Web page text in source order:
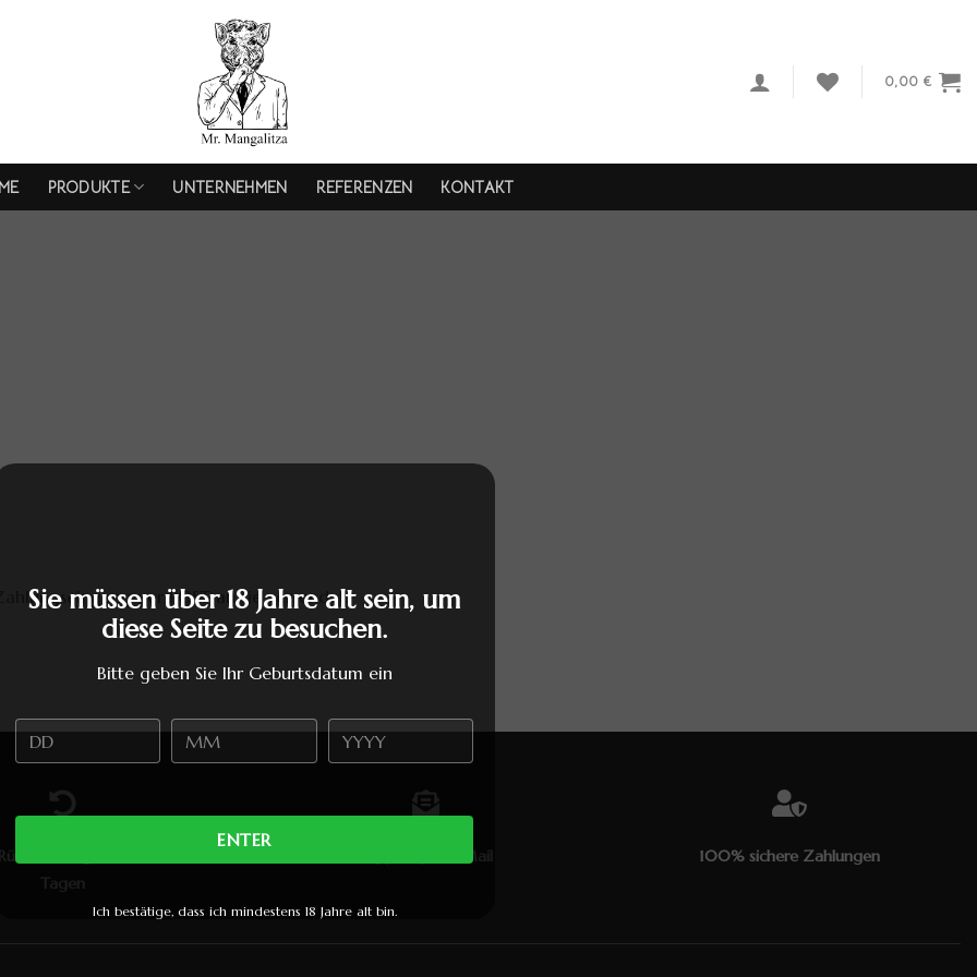
0,00 €
PRODUKTE UNTERNEHMEN REFERENZEN KONTAKT
per POST an sie versendet.
innerhalb von 14
Tagen
Support per E-Mail 100% sichere Zahlungen
Sie müssen über 18 Jahre alt sein, um
diese Seite zu besuchen.
Bitte geben Sie Ihr Geburtsdatum ein
ENTER
Ich bestätige, dass ich mindestens 18 Jahre alt bin.